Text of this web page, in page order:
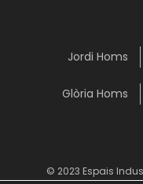
Jordi Homs
Glòria Homs
© 2023 Espais